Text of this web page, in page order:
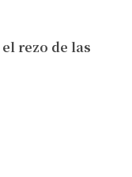
rezo de las